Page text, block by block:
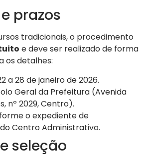
prazos
tradicionais, o procedimento
e deve ser realizado de forma
os detalhes:
a 28 de janeiro de 2026.
Geral da Prefeitura (Avenida
nº 2029, Centro).
o expediente de
Centro Administrativo.
seleção